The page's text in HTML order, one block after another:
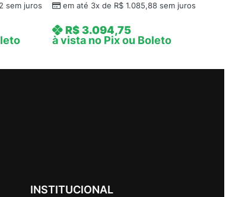
sem juros em até 3x de R$1.085,88sem juros
R$3.094,75
à vista no Pix ou Boleto
INSTITUCIONAL